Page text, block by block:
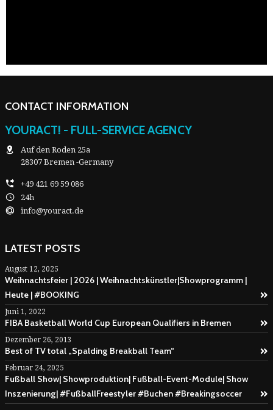
CONTACT INFORMATION
YOURACT! - FULL-SERVICE AGENCY
Auf den Roden 25a
28307 Bremen -Germany
+49 421 69 59 086
24h
info@youract.de
LATEST POSTS
August 12, 2025
Weihnachtsfeier | 2026 | Weihnachtskünstler|Showprogramm |
Heute | #BOOKING
Juni 1, 2022
FIBA Basketball World Cup European Qualifiers in Bremen
Dezember 26, 2013
Best of TV total „Spalding Breakball Team“
Februar 24, 2025
Fußball Show| Showproduktion| Fußball-Event-Module| Show
Inszenierung| #FußballFreestyler #Buchen #Breakingsoccer